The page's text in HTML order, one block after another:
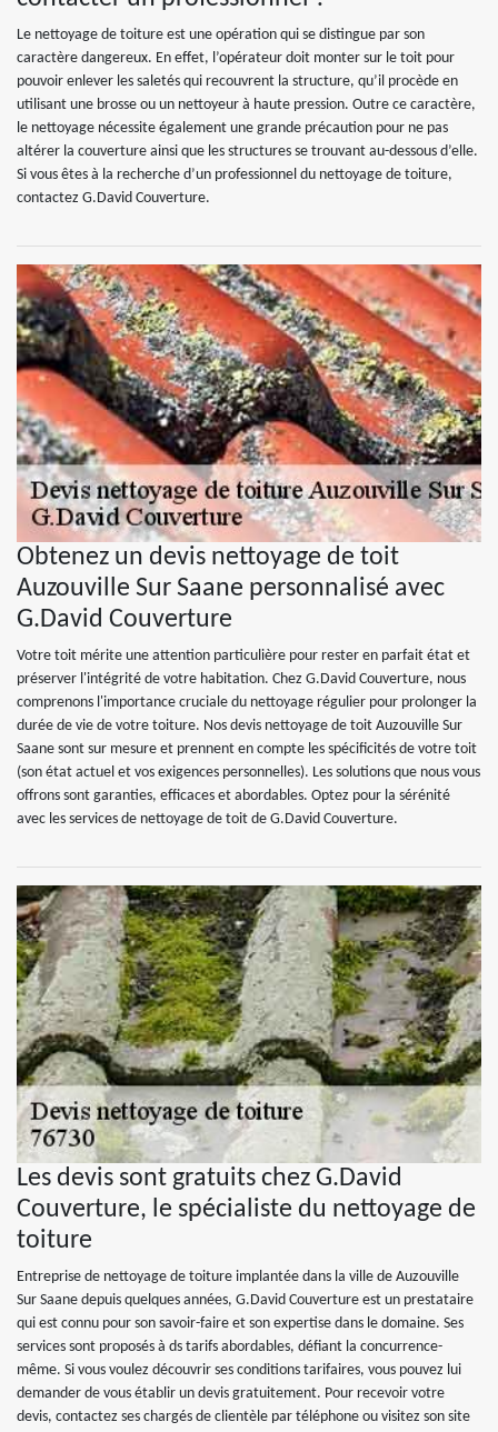
Le nettoyage de toiture est une opération qui se distingue par son
caractère dangereux. En effet, l’opérateur doit monter sur le toit pour
pouvoir enlever les saletés qui recouvrent la structure, qu’il procède en
utilisant une brosse ou un nettoyeur à haute pression. Outre ce caractère,
le nettoyage nécessite également une grande précaution pour ne pas
altérer la couverture ainsi que les structures se trouvant au-dessous d’elle.
Si vous êtes à la recherche d’un professionnel du nettoyage de toiture,
contactez G.David Couverture.
Obtenez un devis nettoyage de toit
Auzouville Sur Saane personnalisé avec
G.David Couverture
Votre toit mérite une attention particulière pour rester en parfait état et
préserver l'intégrité de votre habitation. Chez G.David Couverture, nous
comprenons l'importance cruciale du nettoyage régulier pour prolonger la
durée de vie de votre toiture. Nos devis nettoyage de toit Auzouville Sur
Saane sont sur mesure et prennent en compte les spécificités de votre toit
(son état actuel et vos exigences personnelles). Les solutions que nous vous
offrons sont garanties, efficaces et abordables. Optez pour la sérénité
avec les services de nettoyage de toit de G.David Couverture.
Les devis sont gratuits chez G.David
Couverture, le spécialiste du nettoyage de
toiture
Entreprise de nettoyage de toiture implantée dans la ville de Auzouville
Sur Saane depuis quelques années, G.David Couverture est un prestataire
qui est connu pour son savoir-faire et son expertise dans le domaine. Ses
services sont proposés à ds tarifs abordables, défiant la concurrence-
même. Si vous voulez découvrir ses conditions tarifaires, vous pouvez lui
demander de vous établir un devis gratuitement. Pour recevoir votre
devis, contactez ses chargés de clientèle par téléphone ou visitez son site